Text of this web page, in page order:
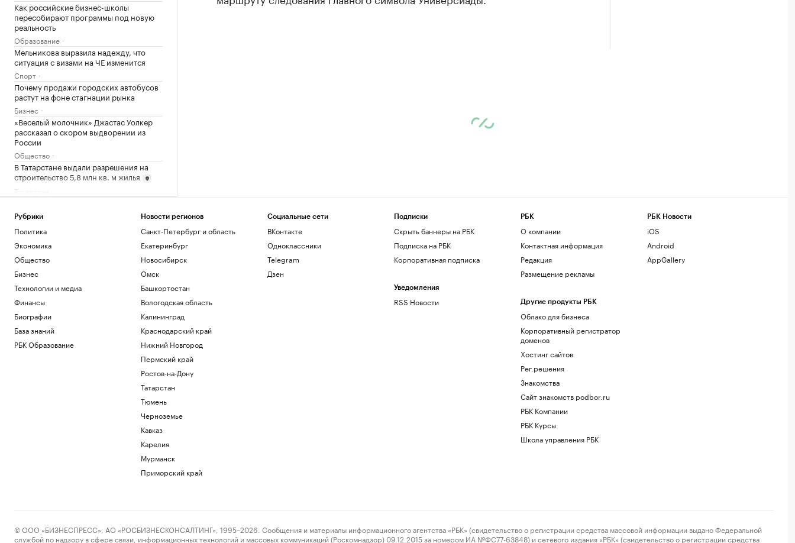
Как российские бизнес-школы
пересобирают программы под новую
реальность
Образование
Мельникова выразила надежду, что
ситуация с визами на ЧЕ изменится
Спорт
Почему продажи городских автобусов
растут на фоне стагнации рынка
Бизнес
«Веселый молочник» Джастас Уолкер
рассказал о скором выдворении из
России
Общество
В Татарстане выдали разрешения на
строительство 5,8 млн кв. м жилья
Татарстан
начали реставрацию облицовки
путевых стен
Общество
Что такое Executive MBA и зачем
получать эту степень
Образование
Бразилии «Атлантико» в порту Рио-де-
Жанейро
Политика
Федерацию футбола Южной Кореи
обвинили в оплате интимных услуг для
судей
Reuters сообщил о поставках топлива
Энди Джасси против бюрократии. Как
новый CEO устроил перестройку в
Рубрики
Политика
Экономика
Общество
Бизнес
Технологии и медиа
Финансы
Биографии
База знаний
РБК Образование
Новости регионов
Санкт-Петербург и область
Екатеринбург
Новосибирск
Омск
Башкортостан
Вологодская область
Калининград
Краснодарский край
Нижний Новгород
Пермский край
Ростов-на-Дону
Татарстан
Тюмень
Черноземье
Кавказ
Карелия
Мурманск
Приморский край
Социальные сети
ВКонтакте
Одноклассники
Telegram
Дзен
Подписки
Скрыть баннеры на РБК
Подписка на РБК
Корпоративная подписка
Уведомления
RSS Новости
РБК
О компании
Контактная информация
Редакция
Размещение рекламы
Другие продукты РБК
Облако для бизнеса
Корпоративный регистратор
доменов
Хостинг сайтов
Рег.решения
Знакомства
Сайт знакомств podbor.ru
РБК Компании
РБК Курсы
Школа управления РБК
РБК Новости
iOS
Android
AppGallery
© ООО «БИЗНЕСПРЕСС», АО «РОСБИЗНЕСКОНСАЛТИНГ», 1995–2026. Сообщения и материалы информационного агентства «РБК» (свидетельство о регистрации средства массовой информации выдано Федеральной
службой по надзору в сфере связи, информационных технологий и массовых коммуникаций (Роскомнадзор) 09.12.2015 за номером ИА №ФС77-63848) и сетевого издания «РБК» (свидетельство о регистрации средства